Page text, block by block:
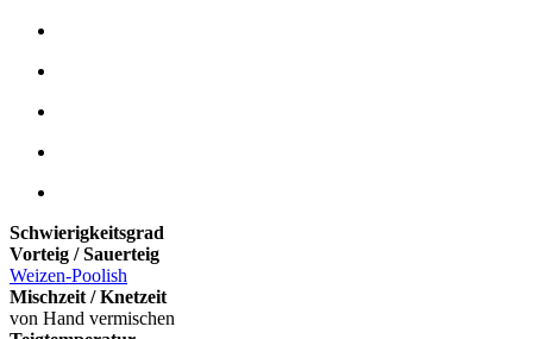
Schwierigkeitsgrad
Vorteig / Sauerteig
Weizen-Poolish
Mischzeit / Knetzeit
von Hand vermischen